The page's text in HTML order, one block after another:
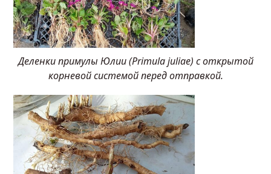
Деленки примулы Юлии (Primula juliae) с открытой
корневой системой перед отправкой.